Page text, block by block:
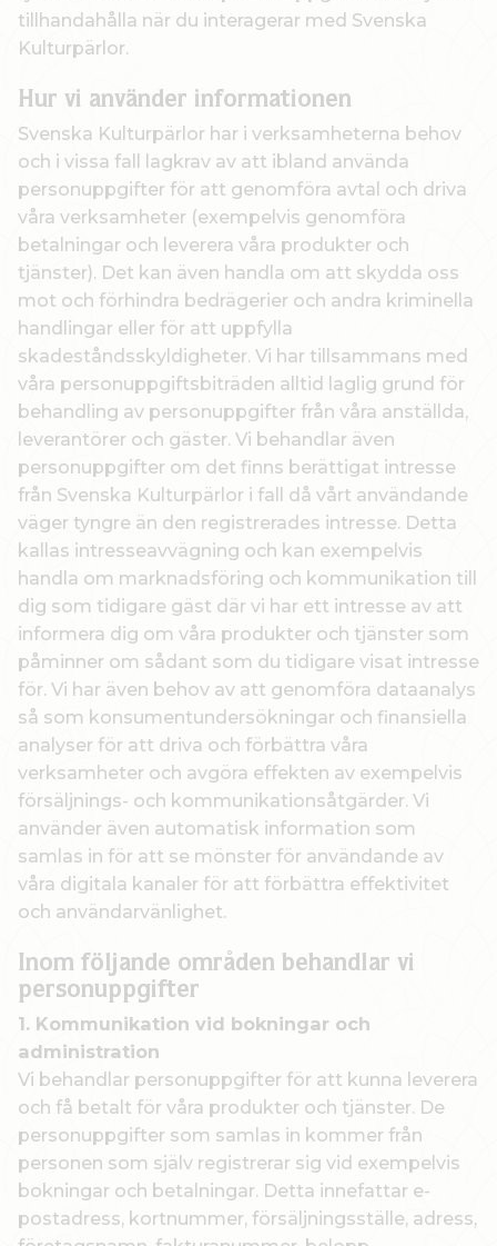
tillhandahålla när du interagerar med Svenska
Kulturpärlor.
Hur vi använder informationen
Svenska Kulturpärlor har i verksamheterna behov
och i vissa fall lagkrav av att ibland använda
personuppgifter för att genomföra avtal och driva
våra verksamheter (exempelvis genomföra
betalningar och leverera våra produkter och
tjänster). Det kan även handla om att skydda oss
mot och förhindra bedrägerier och andra kriminella
handlingar eller för att uppfylla
skadeståndsskyldigheter. Vi har tillsammans med
våra personuppgiftsbiträden alltid laglig grund för
behandling av personuppgifter från våra anställda,
leverantörer och gäster. Vi behandlar även
personuppgifter om det finns berättigat intresse
från Svenska Kulturpärlor i fall då vårt användande
väger tyngre än den registrerades intresse. Detta
kallas intresseavvägning och kan exempelvis
handla om marknadsföring och kommunikation till
dig som tidigare gäst där vi har ett intresse av att
informera dig om våra produkter och tjänster som
påminner om sådant som du tidigare visat intresse
för. Vi har även behov av att genomföra dataanalys
så som konsumentundersökningar och finansiella
analyser för att driva och förbättra våra
verksamheter och avgöra effekten av exempelvis
försäljnings- och kommunikationsåtgärder. Vi
använder även automatisk information som
samlas in för att se mönster för användande av
våra digitala kanaler för att förbättra effektivitet
och användarvänlighet.
Inom följande områden behandlar vi
personuppgifter
1. Kommunikation vid bokningar och
administration
Vi behandlar personuppgifter för att kunna leverera
och få betalt för våra produkter och tjänster. De
personuppgifter som samlas in kommer från
personen som själv registrerar sig vid exempelvis
bokningar och betalningar. Detta innefattar e-
postadress, kortnummer, försäljningsställe, adress,